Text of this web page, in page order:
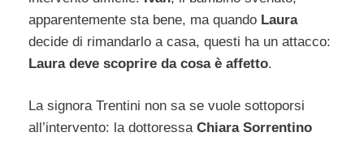
apparentemente sta bene, ma quando Laura
decide di rimandarlo a casa, questi ha un attacco:
Laura deve scoprire da cosa è affetto.
La signora Trentini non sa se vuole sottoporsi
all’intervento: la dottoressa Chiara Sorrentino